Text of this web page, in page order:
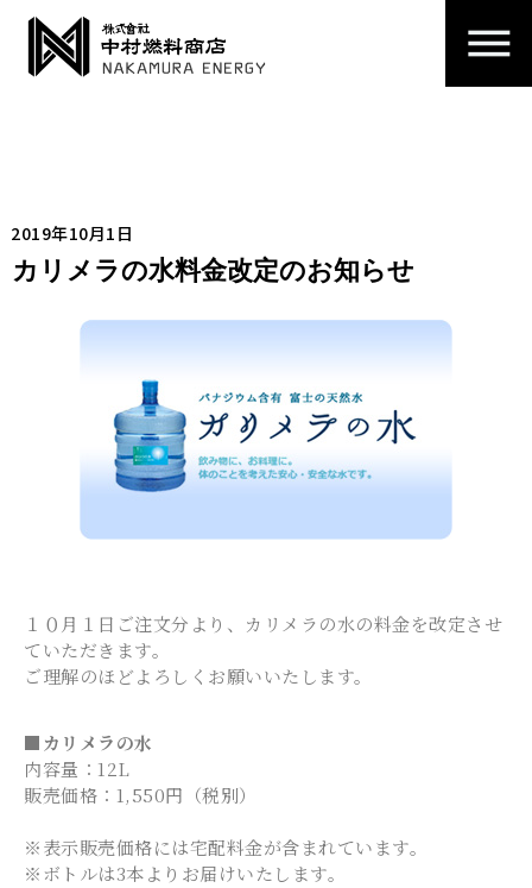
2019年10月1日
カリメラの水料金改定のお知らせ
１０月１日ご注文分より、カリメラの水の料金を改定させ
ていただきます。
ご理解のほどよろしくお願いいたします。
■カリメラの水
内容量：12L
販売価格：1,550円（税別）
※表示販売価格には宅配料金が含まれています。
※ボトルは3本よりお届けいたします。